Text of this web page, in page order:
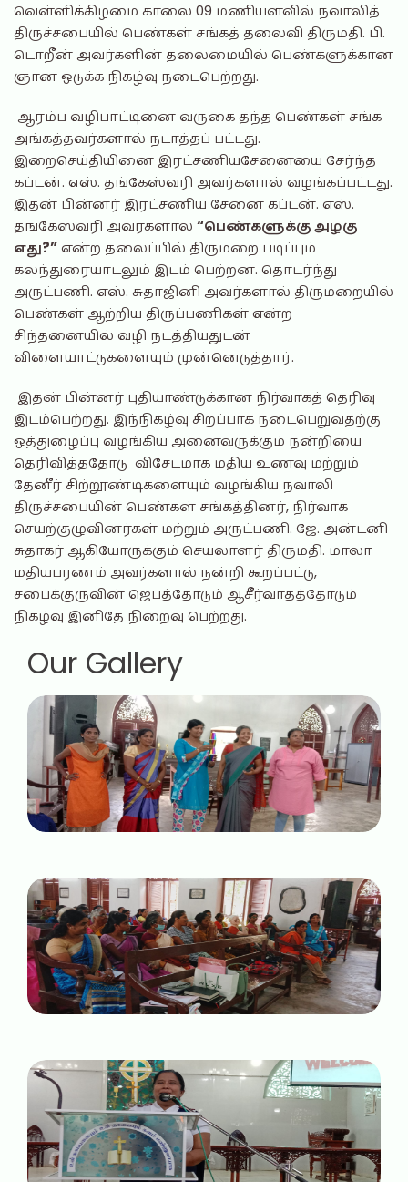
வெள்ளிக்கிழமை காலை 09 மணியளவில் நவாலித்
திருச்சபையில் பெண்கள் சங்கத் தலைவி திருமதி. பி.
டொறீன் அவர்களின் தலைமையில் பெண்களுக்கான
ஞான ஒடுக்க நிகழ்வு நடைபெற்றது.
ஆரம்ப வழிபாட்டினை வருகை தந்த பெண்கள் சங்க
அங்கத்தவர்களால் நடாத்தப் பட்டது.
இறைசெய்தியினை இரட்சணியசேனையை சேர்ந்த
கப்டன். எஸ். தங்கேஸ்வரி அவர்களால் வழங்கப்பட்டது.
இதன் பின்னர் இரட்சணிய சேனை கப்டன். எஸ்.
தங்கேஸ்வரி அவர்களால் “பெண்களுக்கு அழகு
எது?” என்ற தலைப்பில் திருமறை படிப்பும்
கலந்துரையாடலும் இடம் பெற்றன. தொடர்ந்து
அருட்பணி. எஸ். சுதாஜினி அவர்களால் திருமறையில்
பெண்கள் ஆற்றிய திருப்பணிகள் என்ற
சிந்தனையில் வழி நடத்தியதுடன்
விளையாட்டுகளையும் முன்னெடுத்தார்.
இதன் பின்னர் புதியாண்டுக்கான நிர்வாகத் தெரிவு
இடம்பெற்றது. இந்நிகழ்வு சிறப்பாக நடைபெறுவதற்கு
ஒத்துழைப்பு வழங்கிய அனைவருக்கும் நன்றியை
தெரிவித்ததோடு விசேடமாக மதிய உணவு மற்றும்
தேனீர் சிற்றூண்டிகளையும் வழங்கிய நவாலி
திருச்சபையின் பெண்கள் சங்கத்தினர், நிர்வாக
செயற்குழுவினர்கள் மற்றும் அருட்பணி. ஜே. அன்டனி
சுதாகர் ஆகியோருக்கும் செயலாளர் திருமதி. மாலா
மதியபரணம் அவர்களால் நன்றி கூறப்பட்டு,
சபைக்குருவின் ஜெபத்தோடும் ஆசீர்வாதத்தோடும்
நிகழ்வு இனிதே நிறைவு பெற்றது.
Our Gallery